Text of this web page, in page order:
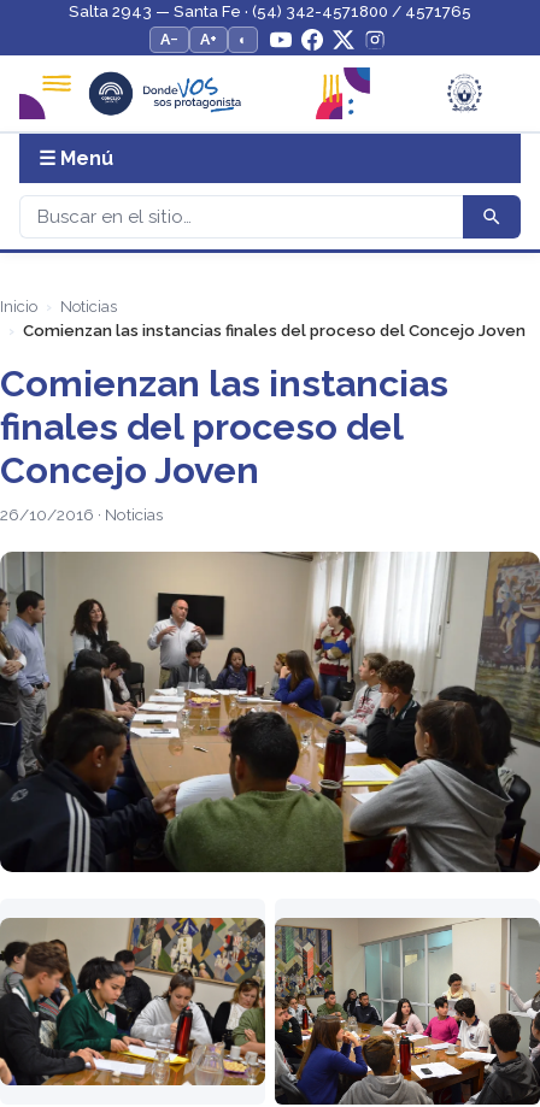
Salta 2943 — Santa Fe · (54) 342-4571800 / 4571765
A−
A+ ◐
☰ Menú
Inicio
Noticias
Comienzan las instancias finales del proceso del Concejo Joven
Comienzan las instancias
finales del proceso del
Concejo Joven
26/10/2016 · Noticias